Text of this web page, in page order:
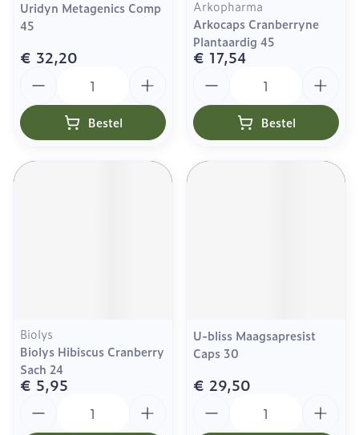
Uridyn Metagenics Comp
45
€ 32,20
Bestel
Arkopharma
Arkocaps Cranberryne
Plantaardig 45
€ 17,54
Bestel
Biolys
Biolys Hibiscus Cranberry
Sach 24
€ 5,95
U-bliss Maagsapresist
Caps 30
€ 29,50